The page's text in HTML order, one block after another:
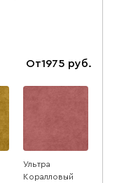
От1975
Ультра
Коралловый